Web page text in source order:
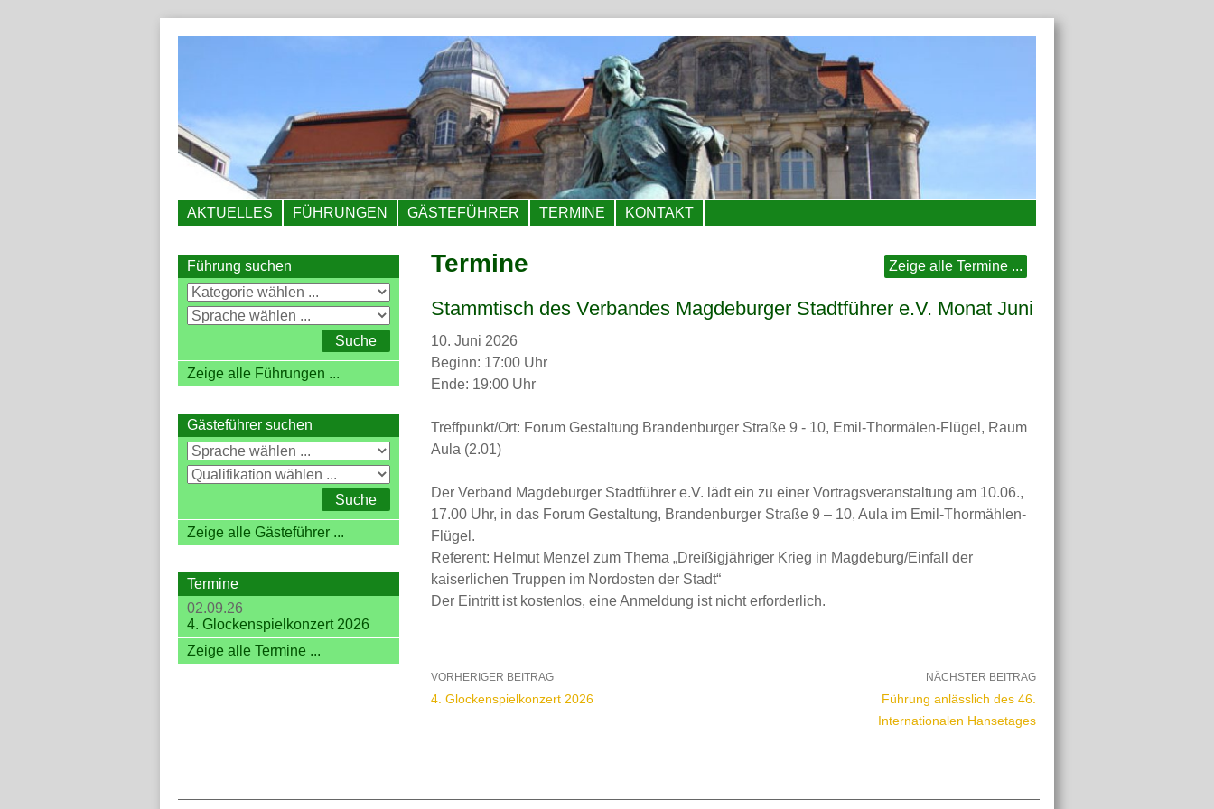
AKTUELLES FÜHRUNGEN GÄSTEFÜHRER TERMINE KONTAKT
Termine Zeige alle Termine ...
Stammtisch des Verbandes Magdeburger Stadtführer e.V. Monat Juni
10. Juni 2026
Beginn: 17:00 Uhr
Ende: 19:00 Uhr
Treffpunkt/Ort: Forum Gestaltung Brandenburger Straße 9 - 10, Emil-Thormälen-Flügel, Raum
Aula (2.01)
Der Verband Magdeburger Stadtführer e.V. lädt ein zu einer Vortragsveranstaltung am 10.06.,
17.00 Uhr, in das Forum Gestaltung, Brandenburger Straße 9 – 10, Aula im Emil-Thormählen-
Flügel.
Referent: Helmut Menzel zum Thema „Dreißigjähriger Krieg in Magdeburg/Einfall der
kaiserlichen Truppen im Nordosten der Stadt“
Der Eintritt ist kostenlos, eine Anmeldung ist nicht erforderlich.
Beitragsnavigation
VORHERIGER BEITRAG
4. Glockenspielkonzert 2026
NÄCHSTER BEITRAG
Führung anlässlich des 46.
Internationalen Hansetages
Führung suchen
Zeige alle Führungen ...
Gästeführer suchen
Zeige alle Gästeführer ...
Termine
02.09.26
4. Glockenspielkonzert 2026
Zeige alle Termine ...